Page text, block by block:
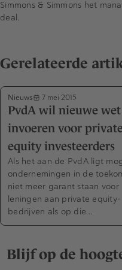
Simmons & Simmons het
deal.
Gerelateerde
Nieuws 7 mei 2015
PvdA wil nieuwe wet
invoeren voor
equity investeerders
Als het aan de PvdA ligt
ondernemingen in de
niet meer garant staan voor
leningen aan private equity-
bedrijven als op die…
Blijf op de